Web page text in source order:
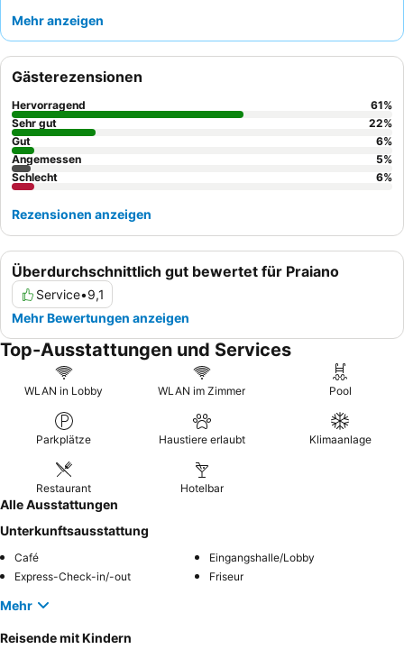
eines erfrischenden Swimmingpools genießen. Das
hoch gelobt, wobei das
komfortablen Aufenthalt zu gewährleisten, ergänzt durch ein
hoch bewertetes Frühstücksbuffet mit vielfältigen Optionen und
lokalen Produkten. Für einen wirklich unvergesslichen Aufenthalt
sollten Sie ein Zimmer mit
von einem privaten Balkon
buchen.
Mehr anzeigen
Überdurchschnittlich gut bewertet für Praiano
Service•9,1
Mehr Bewertungen anzeigen
Gästerezensionen
Hervorragend 61%
Sehr gut
22%
Gut
6%
Angemessen
5%
Schlecht
6%
Rezensionen anzeigen
Top-Ausstattungen und Services
WLAN in Lobby WLAN im Zimmer Pool
Parkplätze Haustiere erlaubt Klimaanlage
Restaurant Hotelbar
Alle Ausstattungen
Unterkunftsausstattung
Café
Eingangshalle/Lobby
Express-Check-in/-out
Friseur
Mehr
Reisende mit Kindern